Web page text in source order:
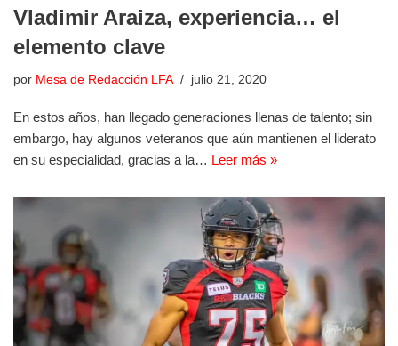
Vladimir Araiza, experiencia… el
elemento clave
por Mesa de Redacción LFA julio 21, 2020
En estos años, han llegado generaciones llenas de talento; sin
embargo, hay algunos veteranos que aún mantienen el liderato
en su especialidad, gracias a la… Leer más »